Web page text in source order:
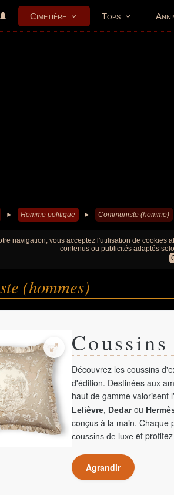
Cimetière Tops
► Homme politique ► Communiste (homme)
navigation, vous acceptez l'utilisation de cookies
contenus ou publicités adaptés
(hommes)
Découvrez les coussins
d'édition. Destinées aux
haut de gamme valorisent
Lelièvre, Dedarou
conçus à la main. Chaque
coussins de luxe et
Agrandir